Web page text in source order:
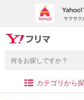
カテゴリから